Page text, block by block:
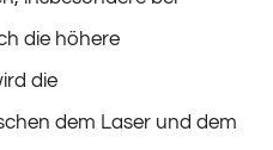
die höhere
die
dem Laser und dem